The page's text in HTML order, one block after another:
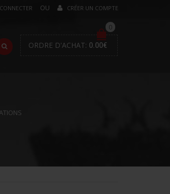
CRÉER UN COMPTE
0
ORDRE D'ACHAT: 0.00€